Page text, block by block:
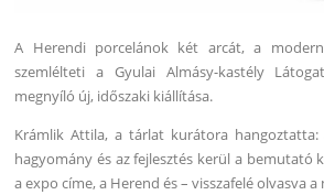
A Herendi porcelánok két arcát, a
szemlélteti a Gyulai Almásy-kastély
megnyíló új, időszaki kiállítása.
Krámlik Attila, a tárlat kurátora
hagyomány és az fejlesztés kerül a bemutató
a expo címe, a Herend és – visszafelé olvasva